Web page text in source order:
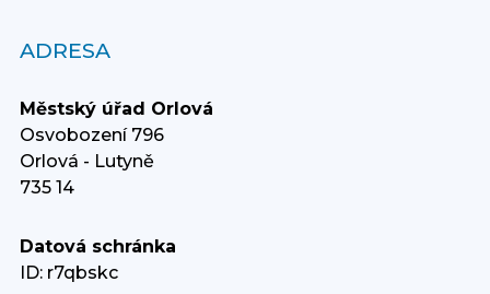
ADRESA
Městský úřad Orlová
Osvobození 796
Orlová - Lutyně
735 14
Datová schránka
ID: r7qbskc